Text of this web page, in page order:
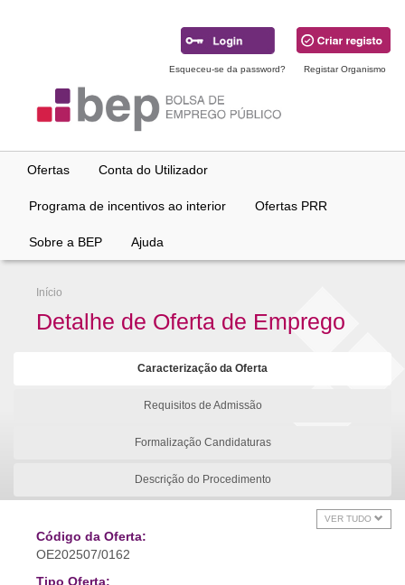
Esqueceu-se da password? Registar Organismo
Ofertas Conta do Utilizador
Programa de incentivos ao interior Ofertas PRR
Sobre a BEP Ajuda
Início
Detalhe de Oferta de Emprego
Caracterização da Oferta
Requisitos de Admissão
Formalização Candidaturas
Descrição do Procedimento
VER TUDO
Código da Oferta:
OE202507/0162
Tipo Oferta: